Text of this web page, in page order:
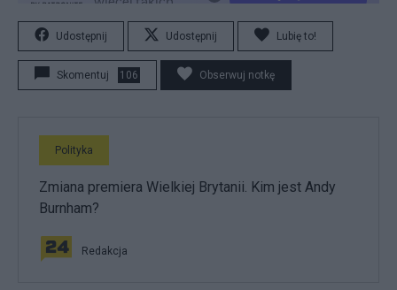
Udostępnij Udostępnij Lubię to!
Skomentuj 106 Obserwuj notkę
Polityka
Zmiana premiera Wielkiej Brytanii. Kim jest Andy
Burnham?
Redakcja